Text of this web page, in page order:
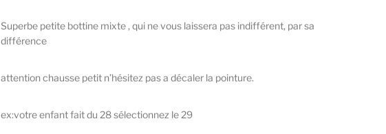
Superbe petite bottine mixte , qui ne vous laissera pas indifférent, par sa
différence
attention chausse petit n’hésitez pas a décaler la pointure.
ex:votre enfant fait du 28 sélectionnez le 29